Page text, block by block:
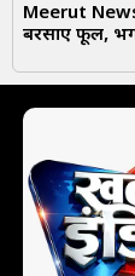
Meerut
बरसाए फूल,